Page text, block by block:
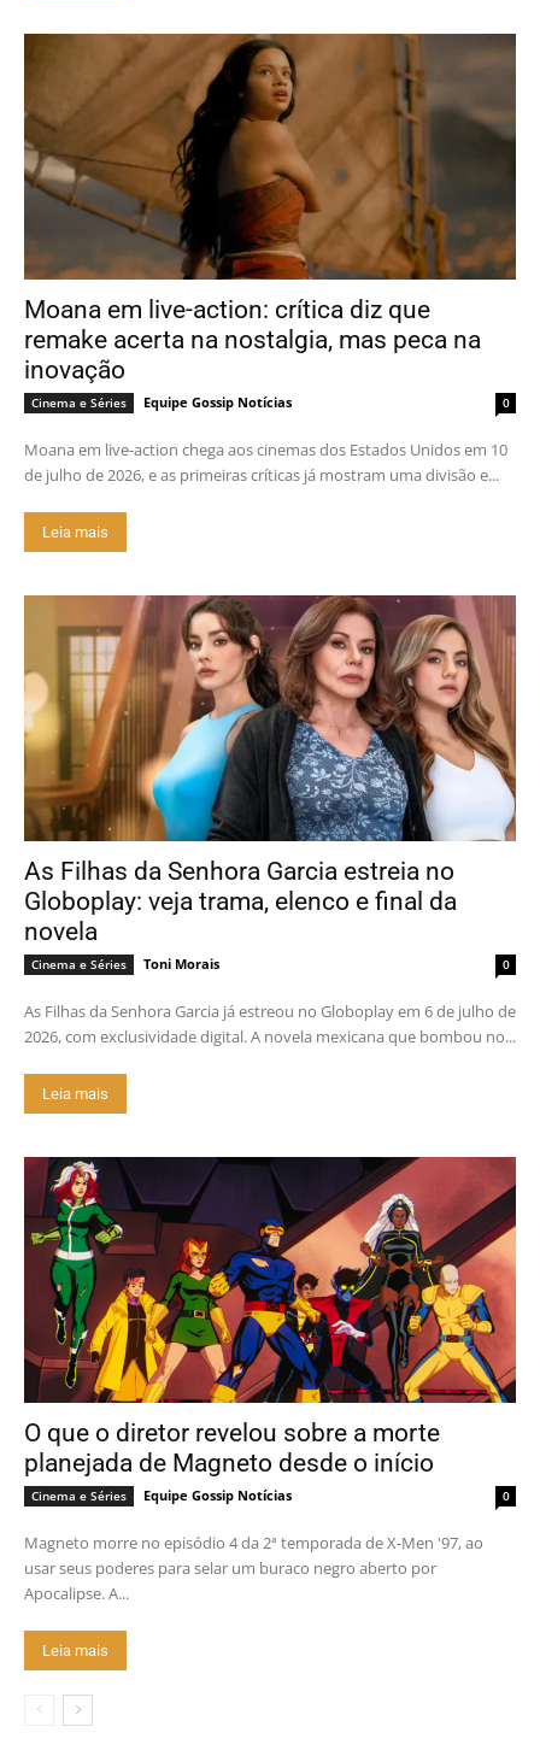
Moana em live-action: crítica diz que
remake acerta na nostalgia, mas peca na
inovação
Cinema e Séries Equipe Gossip Notícias 0
Moana em live-action chega aos cinemas dos Estados Unidos em 10
de julho de 2026, e as primeiras críticas já mostram uma divisão e...
Leia mais
As Filhas da Senhora Garcia estreia no
Globoplay: veja trama, elenco e final da
novela
Cinema e Séries Toni Morais 0
As Filhas da Senhora Garcia já estreou no Globoplay em 6 de julho de
2026, com exclusividade digital. A novela mexicana que bombou no...
Leia mais
O que o diretor revelou sobre a morte
planejada de Magneto desde o início
Cinema e Séries Equipe Gossip Notícias 0
Magneto morre no episódio 4 da 2ª temporada de X-Men '97, ao
usar seus poderes para selar um buraco negro aberto por
Apocalipse. A...
Leia mais